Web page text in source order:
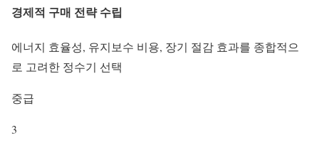
경제적 구매 전략 수립
에너지 효율성, 유지보수 비용, 장기 절감 효과를 종합적으
로 고려한 정수기 선택
중급
3